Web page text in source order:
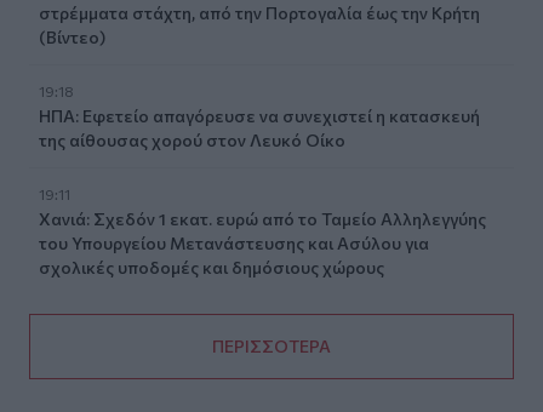
στρέμματα στάχτη, από την Πορτογαλία έως την Κρήτη
(Βίντεο)
19:18
ΗΠΑ: Εφετείο απαγόρευσε να συνεχιστεί η κατασκευή
της αίθουσας χορού στον Λευκό Οίκο
19:11
Χανιά: Σχεδόν 1 εκατ. ευρώ από το Ταμείο Αλληλεγγύης
του Υπουργείου Μετανάστευσης και Ασύλου για
σχολικές υποδομές και δημόσιους χώρους
ΠΕΡΙΣΣΟΤΕΡΑ